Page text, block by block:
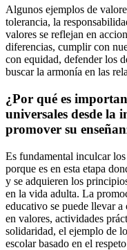
Algunos ejemplos de
tolerancia, la
valores se reflejan en
diferencias, cumplir con
con equidad, defender los
buscar la armonía en las
¿Por qué es
universales desde la
promover su
Es fundamental inculcar
porque es en esta etapa
y se adquieren los
en la vida adulta. La
educativo se puede llevar a
en valores, actividades
solidaridad, el ejemplo de
escolar basado en el